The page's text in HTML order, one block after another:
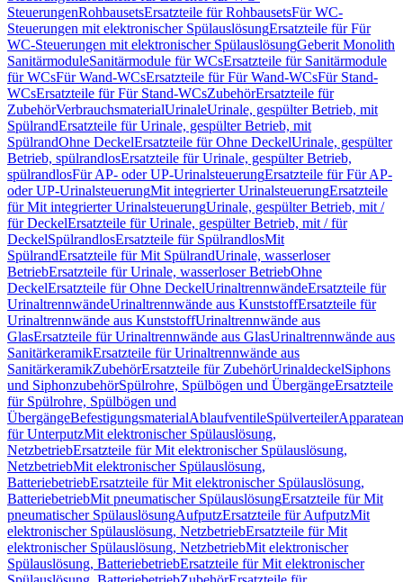
SteuerungenRohbausetsErsatzteile für RohbausetsFür WC-
Steuerungen mit elektronischer SpülauslösungErsatzteile für Für
WC-Steuerungen mit elektronischer SpülauslösungGeberit Monolith
SanitärmoduleSanitärmodule für WCsErsatzteile für Sanitärmodule
für WCsFür Wand-WCsErsatzteile für Für Wand-WCsFür Stand-
WCsErsatzteile für Für Stand-WCsZubehörErsatzteile für
ZubehörVerbrauchsmaterialUrinaleUrinale, gespülter Betrieb, mit
SpülrandErsatzteile für Urinale, gespülter Betrieb, mit
SpülrandOhne DeckelErsatzteile für Ohne DeckelUrinale, gespülter
Betrieb, spülrandlosErsatzteile für Urinale, gespülter Betrieb,
spülrandlosFür AP- oder UP-UrinalsteuerungErsatzteile für Für AP-
oder UP-UrinalsteuerungMit integrierter UrinalsteuerungErsatzteile
für Mit integrierter UrinalsteuerungUrinale, gespülter Betrieb, mit /
für DeckelErsatzteile für Urinale, gespülter Betrieb, mit / für
DeckelSpülrandlosErsatzteile für SpülrandlosMit
SpülrandErsatzteile für Mit SpülrandUrinale, wasserloser
BetriebErsatzteile für Urinale, wasserloser BetriebOhne
DeckelErsatzteile für Ohne DeckelUrinaltrennwändeErsatzteile für
UrinaltrennwändeUrinaltrennwände aus KunststoffErsatzteile für
Urinaltrennwände aus KunststoffUrinaltrennwände aus
GlasErsatzteile für Urinaltrennwände aus GlasUrinaltrennwände aus
SanitärkeramikErsatzteile für Urinaltrennwände aus
SanitärkeramikZubehörErsatzteile für ZubehörUrinaldeckelSiphons
und SiphonzubehörSpülrohre, Spülbögen und ÜbergängeErsatzteile
für Spülrohre, Spülbögen und
ÜbergängeBefestigungsmaterialAblaufventileSpülverteiler
für UnterputzMit elektronischer Spülauslösung,
NetzbetriebErsatzteile für Mit elektronischer Spülauslösung,
NetzbetriebMit elektronischer Spülauslösung,
BatteriebetriebErsatzteile für Mit elektronischer Spülauslösung,
BatteriebetriebMit pneumatischer SpülauslösungErsatzteile für Mit
pneumatischer SpülauslösungAufputzErsatzteile für AufputzMit
elektronischer Spülauslösung, NetzbetriebErsatzteile für Mit
elektronischer Spülauslösung, NetzbetriebMit elektronischer
Spülauslösung, BatteriebetriebErsatzteile für Mit elektronischer